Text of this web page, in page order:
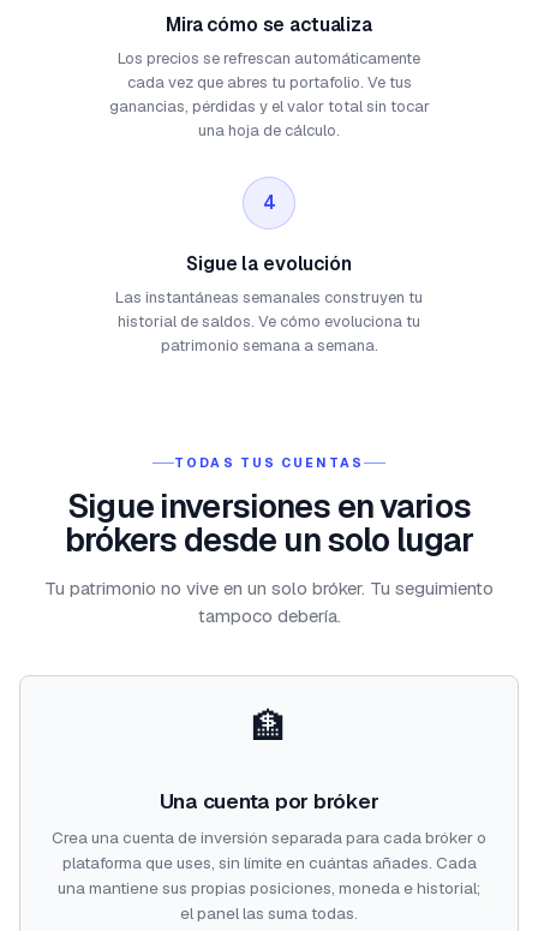
Mira cómo se actualiza
Los precios se refrescan automáticamente
cada vez que abres tu portafolio. Ve tus
ganancias, pérdidas y el valor total sin tocar
una hoja de cálculo.
4
Sigue la evolución
Las instantáneas semanales construyen tu
historial de saldos. Ve cómo evoluciona tu
patrimonio semana a semana.
TODAS TUS CUENTAS
Sigue inversiones en varios
brókers desde un solo lugar
Tu patrimonio no vive en un solo bróker. Tu seguimiento
tampoco debería.
🏦
Una cuenta por bróker
Crea una cuenta de inversión separada para cada bróker o
plataforma que uses, sin límite en cuántas añades. Cada
una mantiene sus propias posiciones, moneda e historial;
el panel las suma todas.